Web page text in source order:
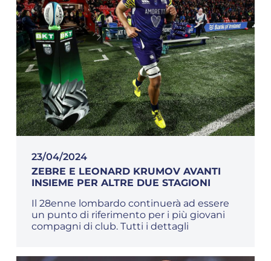
23/04/2024
ZEBRE E LEONARD KRUMOV AVANTI
INSIEME PER ALTRE DUE STAGIONI
Il 28enne lombardo continuerà ad essere
un punto di riferimento per i più giovani
compagni di club. Tutti i dettagli